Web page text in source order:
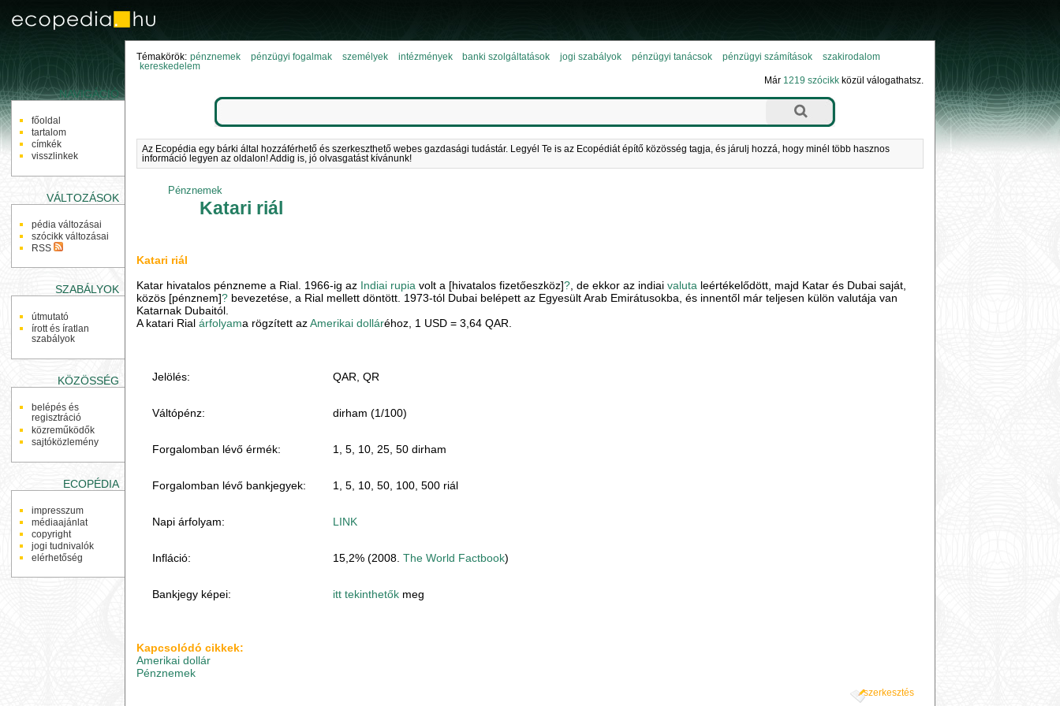
NAVIGÁCIÓ
főoldal
tartalom
címkék
visszlinkek
VÁLTOZÁSOK
pédia változásai
szócikk változásai
RSS
SZABÁLYOK
útmutató
írott és íratlan
szabályok
KÖZÖSSÉG
belépés és
regisztráció
közreműködők
sajtóközlemény
ECOPÉDIA
impresszum
médiaajánlat
copyright
jogi tudnivalók
elérhetőség
Témakörök: pénznemek pénzügyi fogalmak személyek intézmények banki szolgáltatások jogi szabályok pénzügyi tanácsok pénzügyi számítások
szakirodalom
kereskedelem
Már 1219 szócikkközül válogathatsz.
Az Ecopédia egy bárki által hozzáférhető és szerkeszthető webes gazdasági tudástár. Legyél Te is az Ecopédiát építő közösség tagja, és járulj hozzá, hogy minél több hasznos
információ legyen az oldalon! Addig is, jó olvasgatást kívánunk!
Pénznemek
Katari riál
Katari riál
Katar hivatalos pénzneme a Rial. 1966-ig az Indiai rupia volt a [hivatalos fizetőeszköz]? , de ekkor az indiaivaluta leértékelődött, majd Katar és Dubai saját,
közös [pénznem]? bevezetése, a Rial mellett döntött. 1973-tól Dubai belépett az Egyesült Arab Emirátusokba, és innentől már teljesen külön valutája van
Katarnak Dubaitól.
A katari Rialárfolyama rögzített azAmerikai dolláréhoz, 1 USD = 3,64 QAR.
Jelölés: QAR, QR
Váltópénz: dirham (1/100)
Forgalomban lévő érmék: 1, 5, 10, 25, 50 dirham
Forgalomban lévő bankjegyek: 1, 5, 10, 50, 100, 500 riál
Napi árfolyam: LINK
Infláció: 15,2% (2008.The World Factbook)
Bankjegy képei: itt tekinthetők meg
Kapcsolódó cikkek:
Amerikai dollár
Pénznemek
szerkesztés